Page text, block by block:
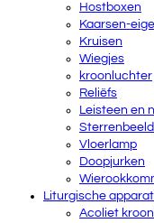
Hostboxen
Kaarsen-
Kruisen
Wiegjes
kroonluchter
Reliëfs
Leisteen en
Sterrenbeeld
Vloerlamp
Doopjurken
Liturgische
Acoliet